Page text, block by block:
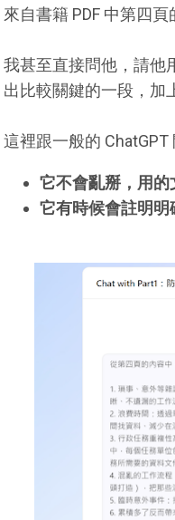
來自書籍 PDF 中第四
我甚至直接問他，請他
出比較關鍵的一段，加
這裡跟一般的 ChatGPT
它不會亂掰，用的
它有時候會註明明